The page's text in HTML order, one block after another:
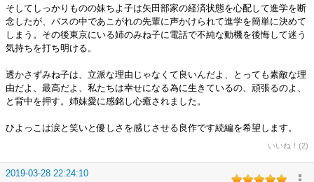
そしてしっかりものの妹ちよ子は矢田部家の経済状態を心配して進学を断
念したが、バスの中であこがれの先輩に声かけられて進学を簡単に決めて
しまう。その後東京にいる姉のみね子に電話で不純な動機を後悔して迷う
気持ちを打ち明ける。
透かさずみね子は、立派な理由じゃなくて良いんだよ、とっても素敵な理
由だよ、最高だよ、私たちは幸せになる為に生きているの、頑張るのよ、
と背中を押す。姉妹愛に感銘し心癒されました。
ひよっこは涙と笑いと優しさを感じさせる良作です続編を希望します。
いいね！(2)
2019-03-28 22:24:10